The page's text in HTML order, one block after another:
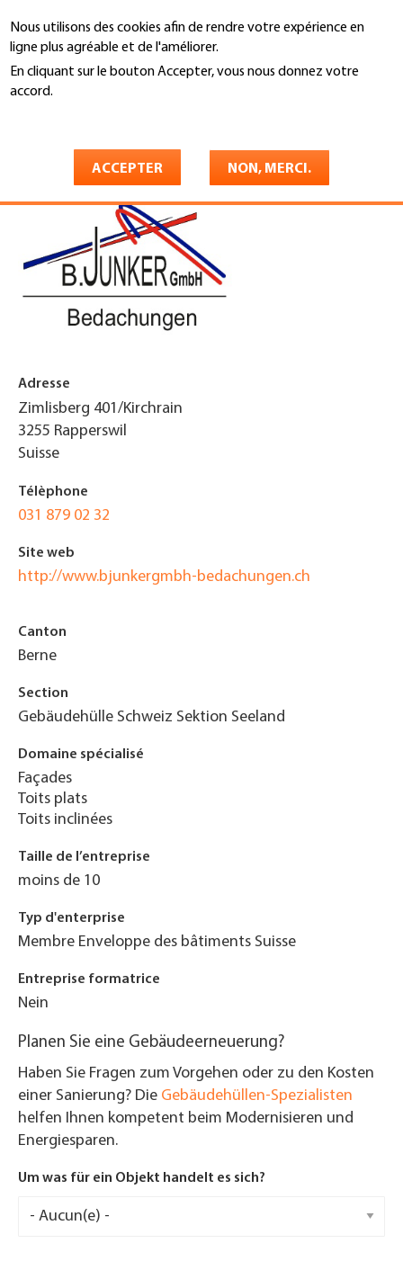
Nous utilisons des cookies afin de rendre votre expérience en
ligne plus agréable et de l'améliorer.
En cliquant sur le bouton Accepter, vous nous donnez votre
accord.
ACCEPTER NON, MERCI.
au
contenu
principal
Recherche
You
Adresse
Zimlisberg 401/Kirchrain
3255 Rapperswil
Suisse
Télèphone
031 879 02 32
Site web
http://www.bjunkergmbh-bedachungen.ch
Canton
Berne
Section
Gebäudehülle Schweiz Sektion Seeland
Domaine spécialisé
Façades
Toits plats
Toits inclinées
Taille de l’entreprise
moins de 10
Typ d'enterprise
Membre Enveloppe des bâtiments Suisse
Entreprise formatrice
Nein
Planen Sie eine Gebäudeerneuerung?
Haben Sie Fragen zum Vorgehen oder zu den Kosten
einer Sanierung? Die Gebäudehüllen-Spezialisten
helfen Ihnen kompetent beim Modernisieren und
Energiesparen.
Um was für ein Objekt handelt es sich?